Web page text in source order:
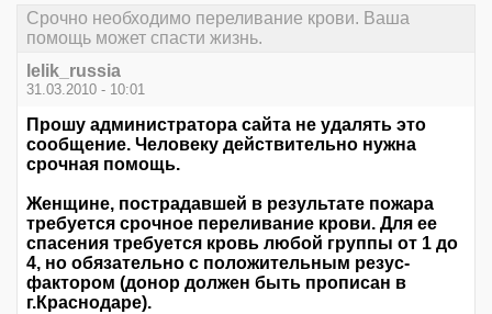
Срочно необходимо переливание крови. Ваша
помощь может спасти жизнь.
lelik_russia
31.03.2010 - 10:01
Прошу администратора сайта не удалять это
сообщение. Человеку действительно нужна
срочная помощь.
Женщине, пострадавшей в результате пожара
требуется срочное переливание крови. Для ее
спасения требуется кровь любой группы от 1 до
4, но обязательно с положительным резус-
фактором (донор должен быть прописан в
г.Краснодаре).